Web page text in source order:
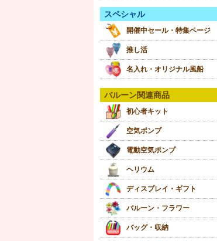
スペシャル
開催中セール・特集ページ
推し活
名入れ・オリジナル風船
バルーン関連商品
初心者キット
空気ポンプ
電動空気ポンプ
ヘリウム
ディスプレイ・ギフト
バルーン・フラワー
バッグ・収納